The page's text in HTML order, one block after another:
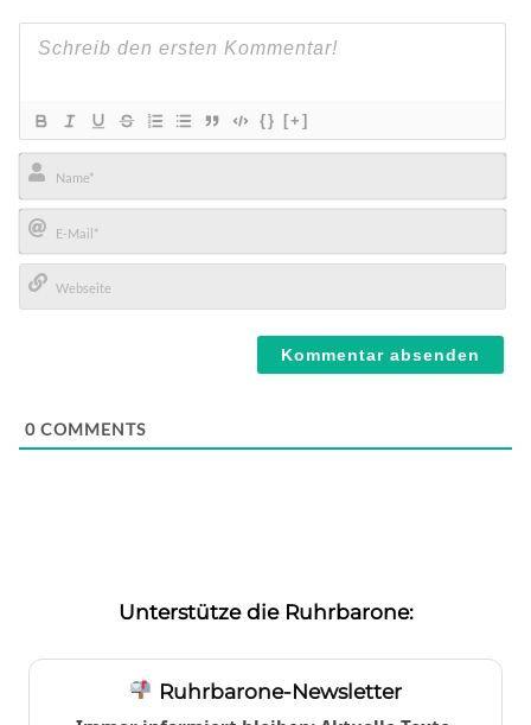
{} [+]
Name*
E-
Mail*
0 COMMENTS
Unterstütze die Ruhrbarone:
Ruhrbarone-Newsletter